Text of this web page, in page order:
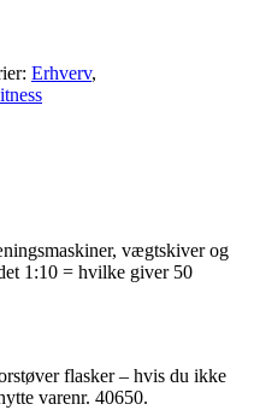
Erhverv,
vægtskiver og
1:10 = hvilke giver 50
flasker – hvis du ikke
varenr. 40650.